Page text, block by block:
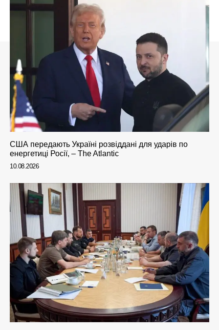
США передають Україні розвіддані для ударів по
енергетиці Росії, – The Atlantic
10.08.2026